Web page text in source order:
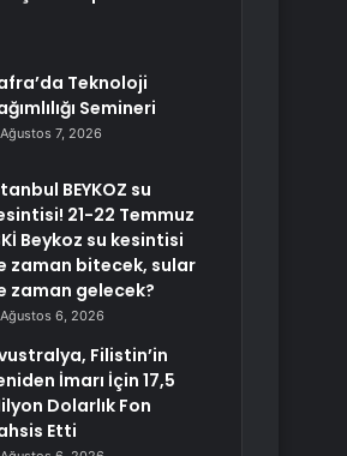
Teknoloji
Semineri
Ağustos 7, 2026
BEYKOZ su
21-22 Temmuz
Beykoz su kesintisi
zaman bitecek, sular
zaman gelecek?
Ağustos 6, 2026
Filistin’in
İmarı İçin 17,5
Dolarlık Fon
Etti